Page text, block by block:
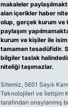
makaleler
alan içerikler haber
olup, gerçek kurum ve
paylaşım
kurum ve kişiler ile
tamamen tesadüfidir.
bilgiler taslak
niteliği taşımazlar.
Sitemiz, 5651 Sayılı
Teknolojileri ve İletişim
tarafından onaylanmış